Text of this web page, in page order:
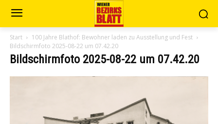
Start
100 Jahre Blathof: Bewohner laden zu Ausstellung und Fest
Bildschirmfoto 2025-08-22 um 07.42.20
Bildschirmfoto 2025-08-22 um 07.42.20